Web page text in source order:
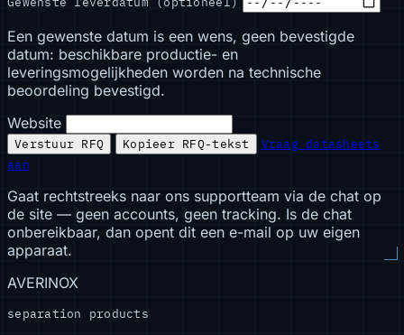
Een gewenste datum is een wens, geen bevestigde
datum: beschikbare productie- en
leveringsmogelijkheden worden na technische
beoordeling bevestigd.
Website
Verstuur RFQ Kopieer RFQ-tekst
Vraag datasheets
aan
Gaat rechtstreeks naar ons supportteam via de chat op
de site — geen accounts, geen tracking. Is de chat
onbereikbaar, dan opent dit een e-mail op uw eigen
apparaat.
AVERINOX
separation products